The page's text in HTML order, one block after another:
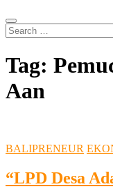
Search
…
Tag:
Aan
BALIPRENEUR
“LPD Desa